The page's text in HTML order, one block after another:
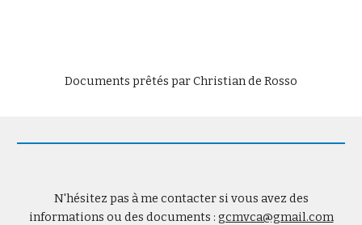
Documents prêtés par Christian de Rosso
N'hésitez pas à me contacter si vous avez des
informations ou des documents : gcmvca@gmail.com